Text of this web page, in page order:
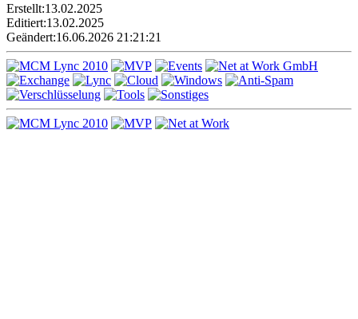
Erstellt:13.02.2025
Editiert:13.02.2025
Geändert:16.06.2026 21:21:21